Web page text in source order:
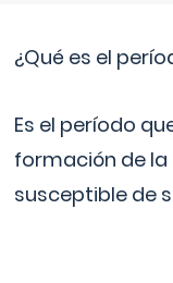
¿Qué es el
Es el período
formación de la
susceptible de